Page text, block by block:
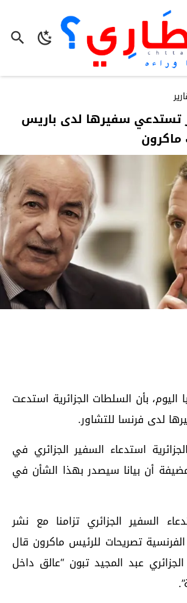
تستدعي سفيرها لدى باريس
اليوم، بأن السلطات الجزائرية استدعت
لدى فرنسا للتشاور.
استدعاء السفير الجزائري في
أن بيانا سيصدر بهذا الشأن في
السفير الجزائري تزامنا مع نشر
تصريحات للرئيس ماكرون قال
عبد المجيد تبون “عالق داخل